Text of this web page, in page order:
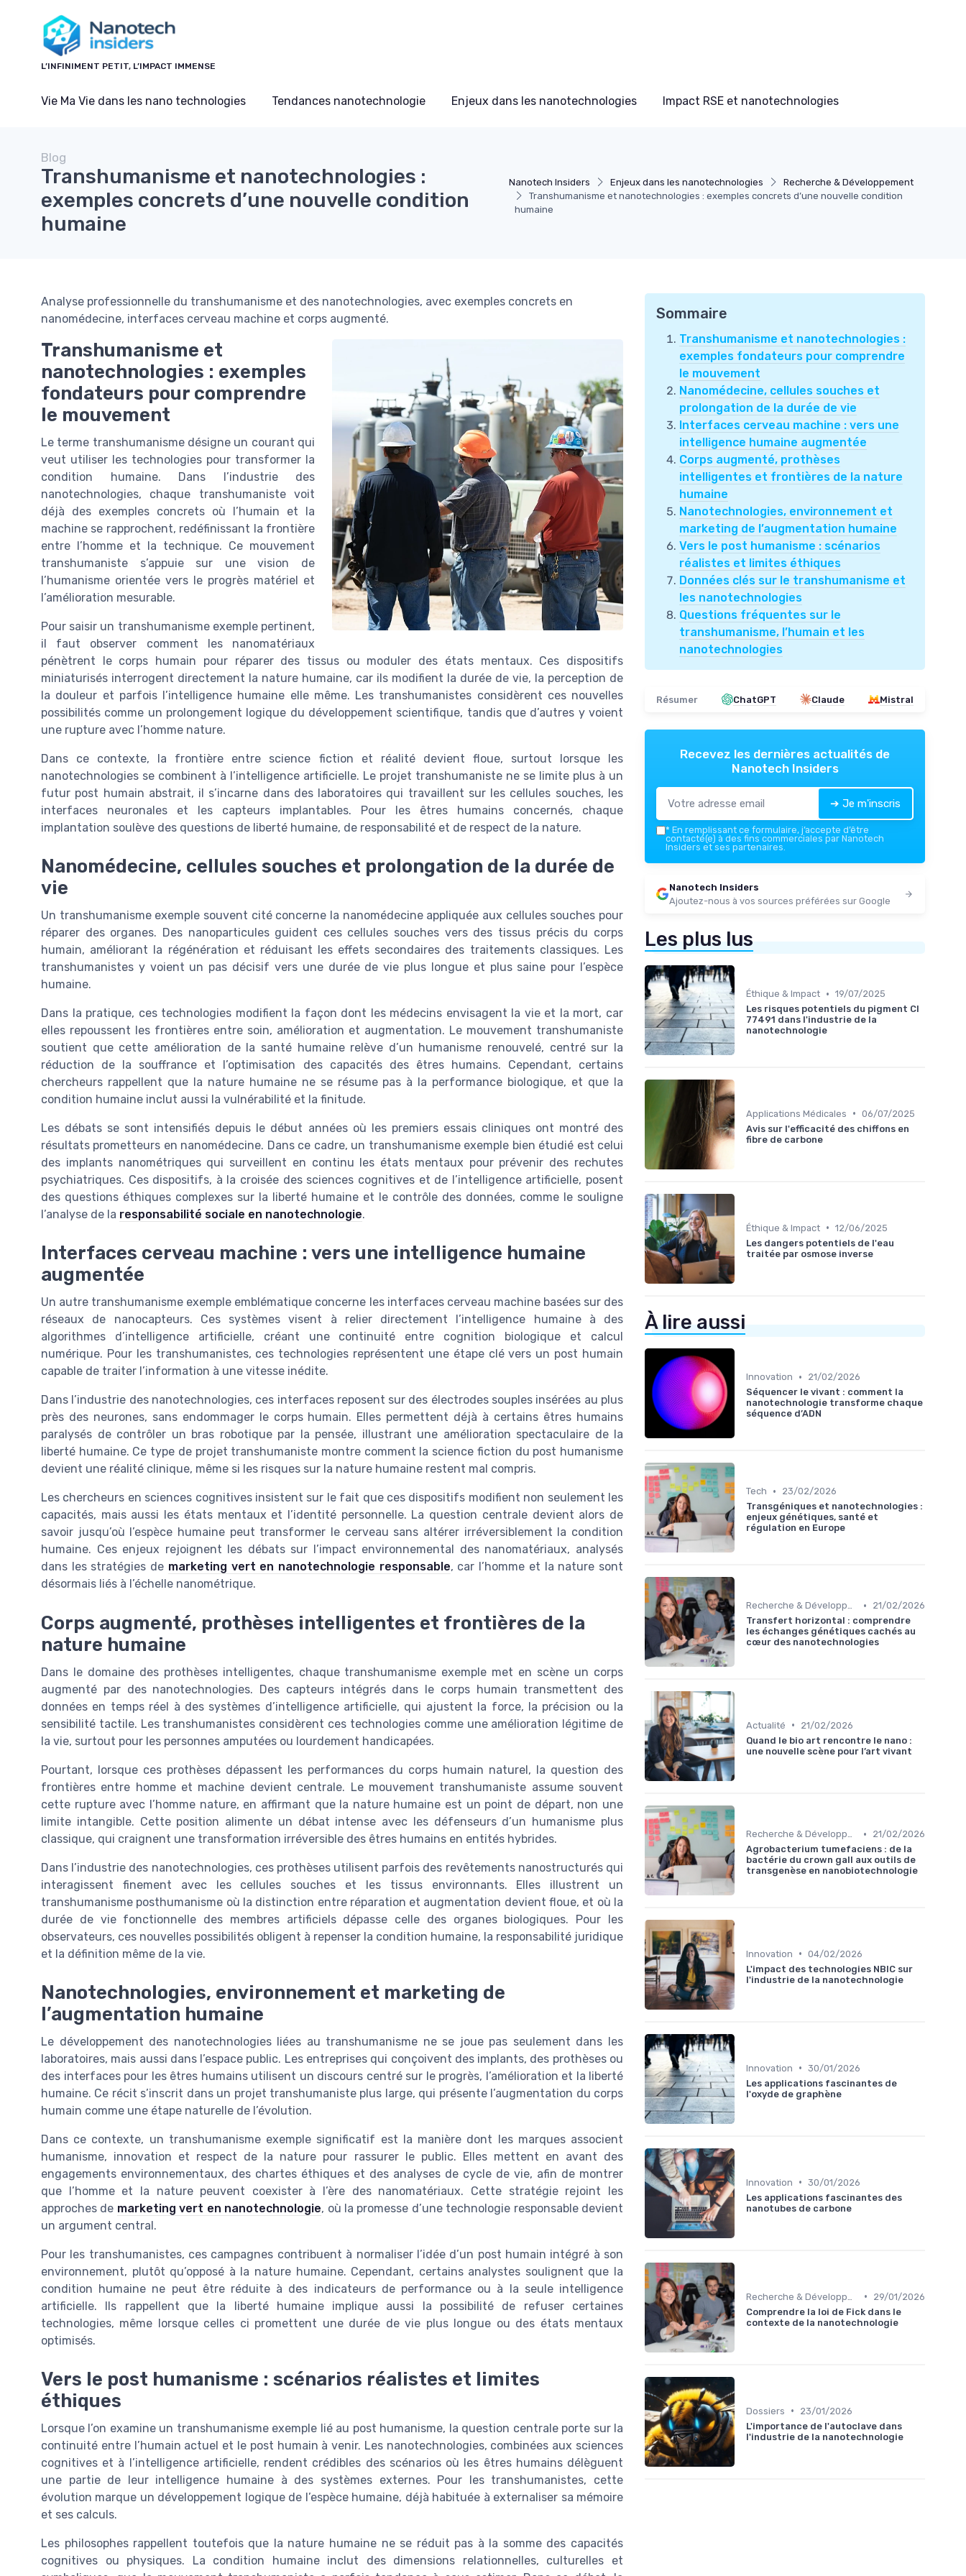
L’INFINIMENT PETIT, L’IMPACT IMMENSE
Vie Ma Vie dans les nano technologies Tendances nanotechnologie Enjeux dans les nanotechnologies Impact RSE et nanotechnologies
Nanotech Insiders Enjeux dans les nanotechnologies
Recherche & Développement
Transhumanisme et nanotechnologies : exemples concrets d’une nouvelle condition
humaine
Blog
Transhumanisme et nanotechnologies :
exemples concrets d’une nouvelle condition
humaine
Analyse professionnelle du transhumanisme et des nanotechnologies, avec exemples concrets en
nanomédecine, interfaces cerveau machine et corps augmenté.
Transhumanisme et
nanotechnologies : exemples
fondateurs pour comprendre
le mouvement
Le terme transhumanisme désigne un courant qui
veut utiliser les technologies pour transformer la
condition humaine. Dans l’industrie des
nanotechnologies, chaque transhumaniste voit
déjà des exemples concrets où l’humain et la
machine se rapprochent, redéfinissant la frontière
entre l’homme et la technique. Ce mouvement
transhumaniste s’appuie sur une vision de
l’humanisme orientée vers le progrès matériel et
l’amélioration mesurable.
Pour saisir un transhumanisme exemple pertinent,
il faut observer comment les nanomatériaux
pénètrent le corps humain pour réparer des tissus ou moduler des états mentaux. Ces dispositifs
miniaturisés interrogent directement la nature humaine, car ils modifient la durée de vie, la perception de
la douleur et parfois l’intelligence humaine elle même. Les transhumanistes considèrent ces nouvelles
possibilités comme un prolongement logique du développement scientifique, tandis que d’autres y voient
une rupture avec l’homme nature.
Dans ce contexte, la frontière entre science fiction et réalité devient floue, surtout lorsque les
nanotechnologies se combinent à l’intelligence artificielle. Le projet transhumaniste ne se limite plus à un
futur post humain abstrait, il s’incarne dans des laboratoires qui travaillent sur les cellules souches, les
interfaces neuronales et les capteurs implantables. Pour les êtres humains concernés, chaque
implantation soulève des questions de liberté humaine, de responsabilité et de respect de la nature.
Nanomédecine, cellules souches et prolongation de la durée de
vie
Un transhumanisme exemple souvent cité concerne la nanomédecine appliquée aux cellules souches pour
réparer des organes. Des nanoparticules guident ces cellules souches vers des tissus précis du corps
humain, améliorant la régénération et réduisant les effets secondaires des traitements classiques. Les
transhumanistes y voient un pas décisif vers une durée de vie plus longue et plus saine pour l’espèce
humaine.
Dans la pratique, ces technologies modifient la façon dont les médecins envisagent la vie et la mort, car
elles repoussent les frontières entre soin, amélioration et augmentation. Le mouvement transhumaniste
soutient que cette amélioration de la santé humaine relève d’un humanisme renouvelé, centré sur la
réduction de la souffrance et l’optimisation des capacités des êtres humains. Cependant, certains
chercheurs rappellent que la nature humaine ne se résume pas à la performance biologique, et que la
condition humaine inclut aussi la vulnérabilité et la finitude.
Les débats se sont intensifiés depuis le début années où les premiers essais cliniques ont montré des
résultats prometteurs en nanomédecine. Dans ce cadre, un transhumanisme exemple bien étudié est celui
des implants nanométriques qui surveillent en continu les états mentaux pour prévenir des rechutes
psychiatriques. Ces dispositifs, à la croisée des sciences cognitives et de l’intelligence artificielle, posent
des questions éthiques complexes sur la liberté humaine et le contrôle des données, comme le souligne
l’analyse de la responsabilité sociale en nanotechnologie.
Interfaces cerveau machine : vers une intelligence humaine
augmentée
Un autre transhumanisme exemple emblématique concerne les interfaces cerveau machine basées sur des
réseaux de nanocapteurs. Ces systèmes visent à relier directement l’intelligence humaine à des
algorithmes d’intelligence artificielle, créant une continuité entre cognition biologique et calcul
numérique. Pour les transhumanistes, ces technologies représentent une étape clé vers un post humain
capable de traiter l’information à une vitesse inédite.
Dans l’industrie des nanotechnologies, ces interfaces reposent sur des électrodes souples insérées au plus
près des neurones, sans endommager le corps humain. Elles permettent déjà à certains êtres humains
paralysés de contrôler un bras robotique par la pensée, illustrant une amélioration spectaculaire de la
liberté humaine. Ce type de projet transhumaniste montre comment la science fiction du post humanisme
devient une réalité clinique, même si les risques sur la nature humaine restent mal compris.
Les chercheurs en sciences cognitives insistent sur le fait que ces dispositifs modifient non seulement les
capacités, mais aussi les états mentaux et l’identité personnelle. La question centrale devient alors de
savoir jusqu’où l’espèce humaine peut transformer le cerveau sans altérer irréversiblement la condition
humaine. Ces enjeux rejoignent les débats sur l’impact environnemental des nanomatériaux, analysés
dans les stratégies de marketing vert en nanotechnologie responsable, car l’homme et la nature sont
désormais liés à l’échelle nanométrique.
Corps augmenté, prothèses intelligentes et frontières de la
nature humaine
Dans le domaine des prothèses intelligentes, chaque transhumanisme exemple met en scène un corps
augmenté par des nanotechnologies. Des capteurs intégrés dans le corps humain transmettent des
données en temps réel à des systèmes d’intelligence artificielle, qui ajustent la force, la précision ou la
sensibilité tactile. Les transhumanistes considèrent ces technologies comme une amélioration légitime de
la vie, surtout pour les personnes amputées ou lourdement handicapées.
Pourtant, lorsque ces prothèses dépassent les performances du corps humain naturel, la question des
frontières entre homme et machine devient centrale. Le mouvement transhumaniste assume souvent
cette rupture avec l’homme nature, en affirmant que la nature humaine est un point de départ, non une
limite intangible. Cette position alimente un débat intense avec les défenseurs d’un humanisme plus
classique, qui craignent une transformation irréversible des êtres humains en entités hybrides.
Dans l’industrie des nanotechnologies, ces prothèses utilisent parfois des revêtements nanostructurés qui
interagissent finement avec les cellules souches et les tissus environnants. Elles illustrent un
transhumanisme posthumanisme où la distinction entre réparation et augmentation devient floue, et où la
durée de vie fonctionnelle des membres artificiels dépasse celle des organes biologiques. Pour les
observateurs, ces nouvelles possibilités obligent à repenser la condition humaine, la responsabilité juridique
et la définition même de la vie.
Nanotechnologies, environnement et marketing de
l’augmentation humaine
Le développement des nanotechnologies liées au transhumanisme ne se joue pas seulement dans les
laboratoires, mais aussi dans l’espace public. Les entreprises qui conçoivent des implants, des prothèses ou
des interfaces pour les êtres humains utilisent un discours centré sur le progrès, l’amélioration et la liberté
humaine. Ce récit s’inscrit dans un projet transhumaniste plus large, qui présente l’augmentation du corps
humain comme une étape naturelle de l’évolution.
Dans ce contexte, un transhumanisme exemple significatif est la manière dont les marques associent
humanisme, innovation et respect de la nature pour rassurer le public. Elles mettent en avant des
engagements environnementaux, des chartes éthiques et des analyses de cycle de vie, afin de montrer
que l’homme et la nature peuvent coexister à l’ère des nanomatériaux. Cette stratégie rejoint les
approches de marketing vert en nanotechnologie, où la promesse d’une technologie responsable devient
un argument central.
Pour les transhumanistes, ces campagnes contribuent à normaliser l’idée d’un post humain intégré à son
environnement, plutôt qu’opposé à la nature humaine. Cependant, certains analystes soulignent que la
condition humaine ne peut être réduite à des indicateurs de performance ou à la seule intelligence
artificielle. Ils rappellent que la liberté humaine implique aussi la possibilité de refuser certaines
technologies, même lorsque celles ci promettent une durée de vie plus longue ou des états mentaux
optimisés.
Vers le post humanisme : scénarios réalistes et limites
éthiques
Lorsque l’on examine un transhumanisme exemple lié au post humanisme, la question centrale porte sur la
continuité entre l’humain actuel et le post humain à venir. Les nanotechnologies, combinées aux sciences
cognitives et à l’intelligence artificielle, rendent crédibles des scénarios où les êtres humains délèguent
une partie de leur intelligence humaine à des systèmes externes. Pour les transhumanistes, cette
évolution marque un développement logique de l’espèce humaine, déjà habituée à externaliser sa mémoire
et ses calculs.
Les philosophes rappellent toutefois que la nature humaine ne se réduit pas à la somme des capacités
cognitives ou physiques. La condition humaine inclut des dimensions relationnelles, culturelles et
Sommaire
Transhumanisme et nanotechnologies :
exemples fondateurs pour comprendre
le mouvement
Nanomédecine, cellules souches et
prolongation de la durée de vie
Interfaces cerveau machine : vers une
intelligence humaine augmentée
Corps augmenté, prothèses
intelligentes et frontières de la nature
humaine
Nanotechnologies, environnement et
marketing de l’augmentation humaine
Vers le post humanisme : scénarios
réalistes et limites éthiques
Données clés sur le transhumanisme et
les nanotechnologies
Questions fréquentes sur le
transhumanisme, l’humain et les
nanotechnologies
Résumer ChatGPT Claude Mistral
Recevez les dernières actualités de
Nanotech Insiders
➔ Je m'inscris
* En remplissant ce formulaire, j’accepte d’être
contacté(e) à des fins commerciales par Nanotech
Insiders et ses partenaires.
Nanotech Insiders
Ajoutez-nous à vos sources préférées sur Google
Les plus lus
Éthique & Impact • 19/07/2025
Les risques potentiels du pigment CI
77491 dans l'industrie de la
nanotechnologie
Applications Médicales • 06/07/2025
Avis sur l'efficacité des chiffons en
fibre de carbone
Éthique & Impact • 12/06/2025
Les dangers potentiels de l'eau
traitée par osmose inverse
À lire aussi
Innovation •
21/02/2026
Séquencer le vivant : comment la
nanotechnologie transforme chaque
séquence d’ADN
Tech •
23/02/2026
Transgéniques et nanotechnologies :
enjeux génétiques, santé et
régulation en Europe
Recherche & Développement •
21/02/2026
Transfert horizontal : comprendre
les échanges génétiques cachés au
cœur des nanotechnologies
Actualité •
21/02/2026
Quand le bio art rencontre le nano :
une nouvelle scène pour l’art vivant
Recherche & Développement •
21/02/2026
Agrobacterium tumefaciens : de la
bactérie du crown gall aux outils de
transgenèse en nanobiotechnologie
Innovation • 04/02/2026
L'impact des technologies NBIC sur
l'industrie de la nanotechnologie
Innovation • 30/01/2026
Les applications fascinantes de
l'oxyde de graphène
Innovation • 30/01/2026
Les applications fascinantes des
nanotubes de carbone
•
29/01/2026
Comprendre la loi de Fick dans le
contexte de la nanotechnologie
Dossiers •
23/01/2026
L'importance de l'autoclave dans
l'industrie de la nanotechnologie